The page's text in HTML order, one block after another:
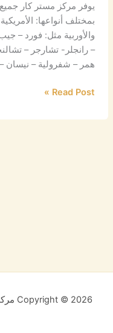
يوفر مركز مستر كار
بمختلف أنواعها: الأمريكية،
والأوربية مثل: فورد –
– رانجلر- تشارجر –
همر – شفرولية – نيسان
Read Post »
Copyright © 2026 مركز مستر كار لصيانة السيارات في جدة